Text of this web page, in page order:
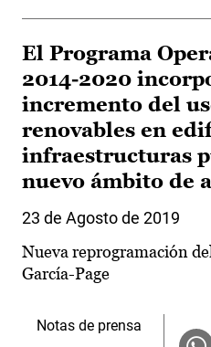
El Programa
2014-2020
incremento del
renovables en
infraestructuras
nuevo ámbito de
23 de Agosto de 2019
Nueva reprogramación
García-Page
Notas de prensa